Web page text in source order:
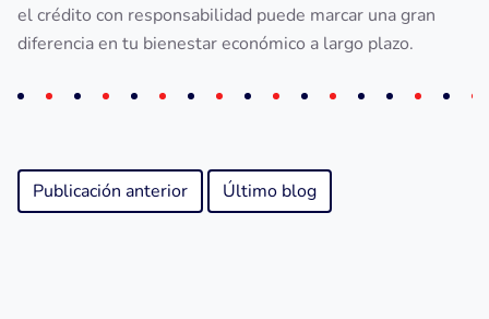
el crédito con responsabilidad puede marcar una gran
diferencia en tu bienestar económico a largo plazo.
Publicación anterior Último blog